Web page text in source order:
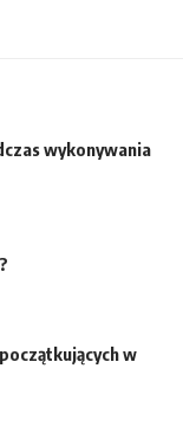
wykonywania
w